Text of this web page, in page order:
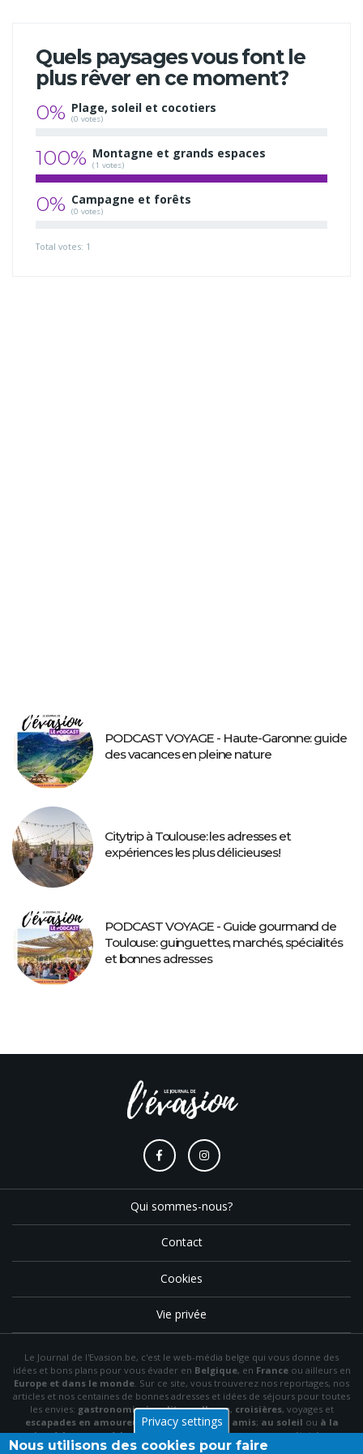
Quels paysages vous font le
plus rêver en ce moment?
0% Plage, soleil et cocotiers
(0 votes)
100% Montagne et grands espaces
(1 votes)
0% Campagne et forêts
(0 votes)
Total votes: 1
PODCAST VOYAGE - Haute-Garonne: guide
des vacances en pleine nature
Citytrip à Toulouse: les adresses et
expériences les plus délicieuses!
PODCAST VOYAGE - Guide gourmand de
Toulouse: guinguettes, marchés, spécialités
et bonnes adresses
Qui sommes-nous?
Contact
Cookies
Vie privée
Le Journal de l'Evasion.be, c'est le web-média belge qui vous donne des
idées et bons plans pour vous évader en Belgique, en Franceou ailleurs en
Europe et dans le monde. Sur ce site, vous trouverez nos reportages, nos
articles et nos centaines de bonnes adresses et idées de séjours pour toutes
les envies: gastronomie,insolite,wellness, croisières, voyages et
escapades en amoureux ,en famille,entre amis; au soleil ou à la
neige,à la merouà la montagne à la campagneou encitytrip, en
hôtel, en gîteou enchambre d'hôte…
Privacy settings
Nous utilisons des cookies pour faire